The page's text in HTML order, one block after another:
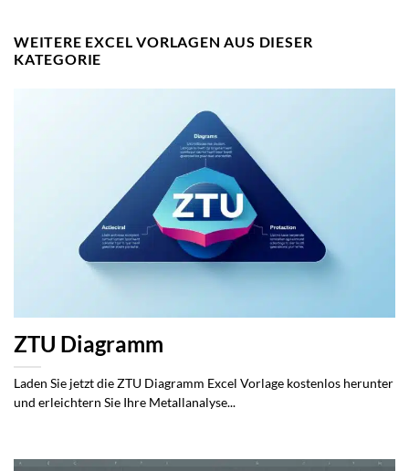
WEITERE EXCEL VORLAGEN AUS DIESER
KATEGORIE
ZTU Diagramm
Laden Sie jetzt die ZTU Diagramm Excel Vorlage kostenlos herunter
und erleichtern Sie Ihre Metallanalyse...